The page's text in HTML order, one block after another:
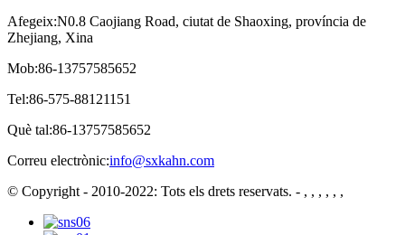
Afegeix:N0.8 Caojiang Road, ciutat de Shaoxing, província de
Zhejiang, Xina
Mob:86-13757585652
Tel:86-575-88121151
Què tal:86-13757585652
Correu electrònic:info@sxkahn.com
© Copyright - 2010-2022: Tots els drets reservats. - , , , , , ,